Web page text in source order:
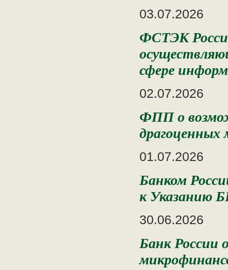
03.07.2026
ФСТЭК
сфере
02.07.2026
ФПП о
драгоценных
01.07.2026
Банком
к Указанию
30.06.2026
Банк России